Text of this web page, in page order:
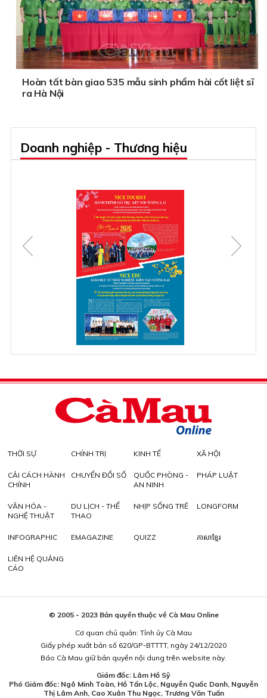
Hoàn tất bàn giao 535 mẫu sinh phẩm hài cốt liệt sĩ
ra Hà Nội
Doanh nghiệp - Thương hiệu
THỜI SỰ CHÍNH TRỊ KINH TẾ XÃ HỘI
CẢI CÁCH HÀNH
CHÍNH
CHUYỂN ĐỔI SỐ
QUỐC PHÒNG -
AN NINH
PHÁP LUẬT
VĂN HÓA -
NGHỆ THUẬT
DU LỊCH - THỂ
THAO
NHỊP SỐNG TRẺ LONGFORM
INFOGRAPHIC EMAGAZINE QUIZZ ភាសាខ្មែរ
LIÊN HỆ QUẢNG
CÁO
© 2005 - 2023 Bản quyền thuộc về Cà Mau Online
Cơ quan chủ quản: Tỉnh ủy Cà Mau
Giấy phép xuất bản số 620/GP-BTTTT, ngày 24/12/2020
Báo Cà Mau giữ bản quyền nội dung trên website này.
Giám đốc: Lâm Hồ Sỹ
Phó Giám đốc: Ngô Minh Toàn, Hồ Tấn Lộc, Nguyễn Quốc Danh, Nguyễn
Thị Lâm Anh, Cao Xuân Thu Ngọc, Trương Văn Tuấn